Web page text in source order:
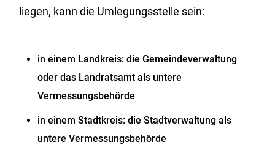
liegen, kann die Umlegungsstelle sein:
in einem Landkreis: die Gemeindeverwaltung
oder das Landratsamt als untere
Vermessungsbehörde
in einem Stadtkreis: die Stadtverwaltung als
untere Vermessungsbehörde